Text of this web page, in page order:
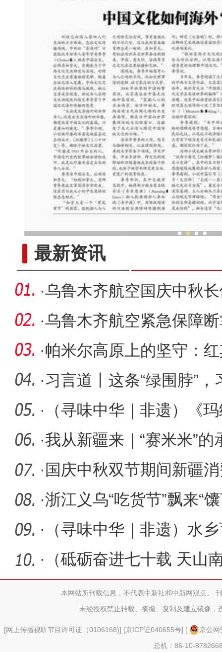
最新资讯
·乌鲁木齐航空国庆中秋
万人次
·乌鲁木齐航空紧急保障
UQ2582航班提
·帕米尔高原上的坚守：
门名片
·习言道丨这条“绿围脖”
·
（寻味中华｜非遗）《
纯熟传千
·我从新疆来｜“赛米米”
成“文
· 国庆中秋双节期间新疆
·浙江义乌“吃货节”飘来“
·
（寻味中华｜非遗）水
·
（砥砺奋进七十载 天山
医药事业
本网站所刊载信息，不代表中新社和中新网观点。
未经授权禁止转载、摘编、复制及建立镜像，
[网上传播视听节目许可证（0106168)] [京ICP证040655号] [
京公
总机：86-10-